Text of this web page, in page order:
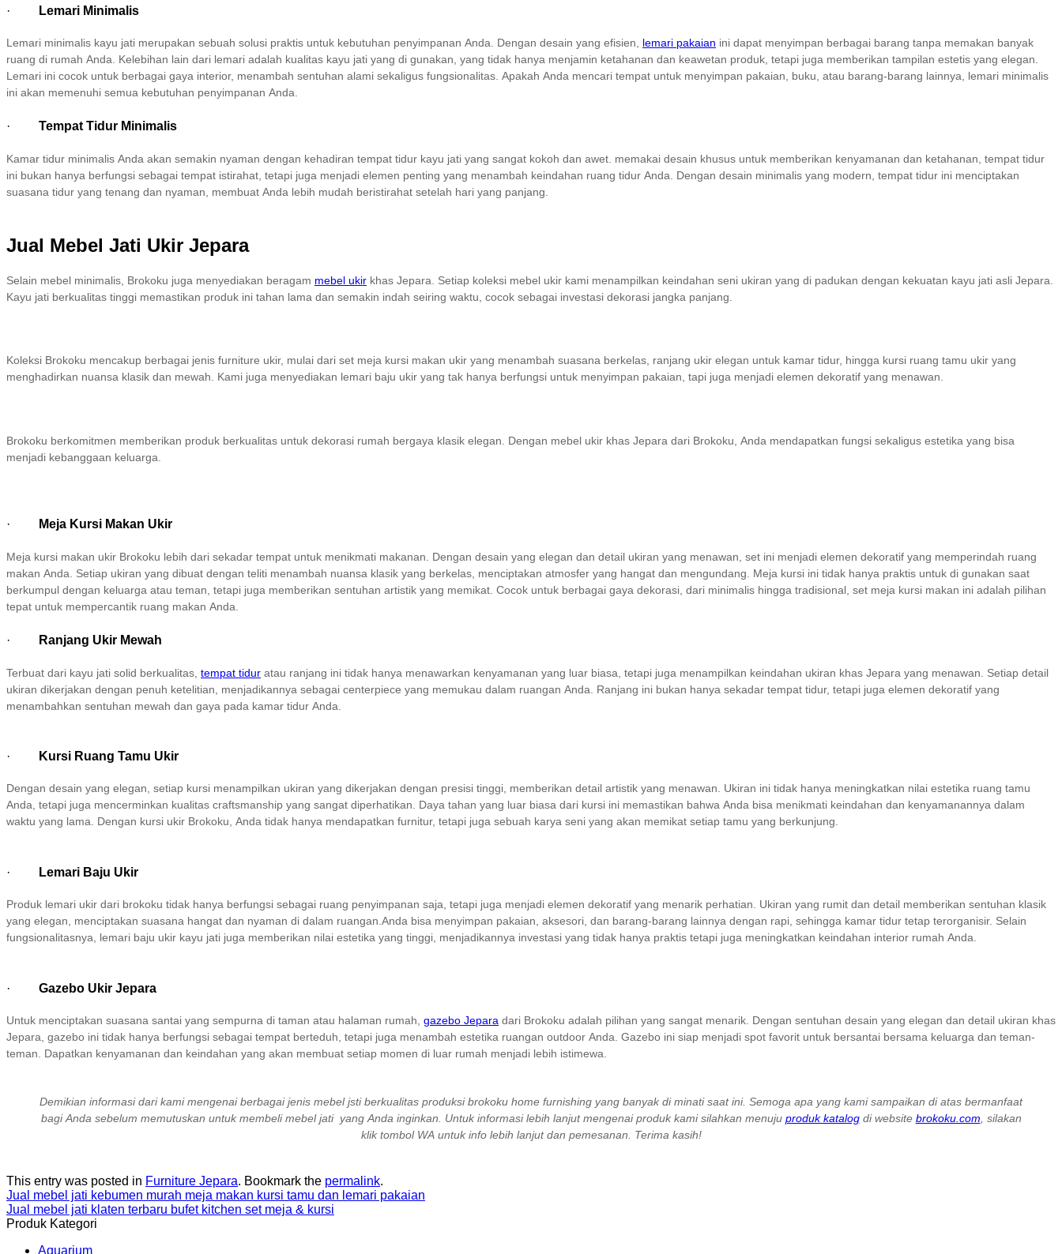
· Lemari Minimalis
Lemari minimalis kayu jati merupakan sebuah solusi praktis untuk kebutuhan penyimpanan Anda. Dengan desain yang efisien, lemari pakaian ini dapat menyimpan berbagai barang tanpa memakan banyak
ruang di rumah Anda. Kelebihan lain dari lemari adalah kualitas kayu jati yang di gunakan, yang tidak hanya menjamin ketahanan dan keawetan produk, tetapi juga memberikan tampilan estetis yang elegan.
Lemari ini cocok untuk berbagai gaya interior, menambah sentuhan alami sekaligus fungsionalitas. Apakah Anda mencari tempat untuk menyimpan pakaian, buku, atau barang-barang lainnya, lemari minimalis
ini akan memenuhi semua kebutuhan penyimpanan Anda.
· Tempat Tidur Minimalis
Kamar tidur minimalis Anda akan semakin nyaman dengan kehadiran tempat tidur kayu jati yang sangat kokoh dan awet. memakai desain khusus untuk memberikan kenyamanan dan ketahanan, tempat tidur
ini bukan hanya berfungsi sebagai tempat istirahat, tetapi juga menjadi elemen penting yang menambah keindahan ruang tidur Anda. Dengan desain minimalis yang modern, tempat tidur ini menciptakan
suasana tidur yang tenang dan nyaman, membuat Anda lebih mudah beristirahat setelah hari yang panjang.
Jual Mebel Jati Ukir Jepara
Selain mebel minimalis, Brokoku juga menyediakan beragam mebel ukir khas Jepara. Setiap koleksi mebel ukir kami menampilkan keindahan seni ukiran yang di padukan dengan kekuatan kayu jati asli Jepara.
Kayu jati berkualitas tinggi memastikan produk ini tahan lama dan semakin indah seiring waktu, cocok sebagai investasi dekorasi jangka panjang.
Koleksi Brokoku mencakup berbagai jenis furniture ukir, mulai dari set meja kursi makan ukir yang menambah suasana berkelas, ranjang ukir elegan untuk kamar tidur, hingga kursi ruang tamu ukir yang
menghadirkan nuansa klasik dan mewah. Kami juga menyediakan lemari baju ukir yang tak hanya berfungsi untuk menyimpan pakaian, tapi juga menjadi elemen dekoratif yang menawan.
Brokoku berkomitmen memberikan produk berkualitas untuk dekorasi rumah bergaya klasik elegan. Dengan mebel ukir khas Jepara dari Brokoku, Anda mendapatkan fungsi sekaligus estetika yang bisa
menjadi kebanggaan keluarga.
· Meja Kursi Makan Ukir
Meja kursi makan ukir Brokoku lebih dari sekadar tempat untuk menikmati makanan. Dengan desain yang elegan dan detail ukiran yang menawan, set ini menjadi elemen dekoratif yang memperindah ruang
makan Anda. Setiap ukiran yang dibuat dengan teliti menambah nuansa klasik yang berkelas, menciptakan atmosfer yang hangat dan mengundang. Meja kursi ini tidak hanya praktis untuk di gunakan saat
berkumpul dengan keluarga atau teman, tetapi juga memberikan sentuhan artistik yang memikat. Cocok untuk berbagai gaya dekorasi, dari minimalis hingga tradisional, set meja kursi makan ini adalah pilihan
tepat untuk mempercantik ruang makan Anda.
· Ranjang Ukir Mewah
Terbuat dari kayu jati solid berkualitas, tempat tidur atau ranjang ini tidak hanya menawarkan kenyamanan yang luar biasa, tetapi juga menampilkan keindahan ukiran khas Jepara yang menawan. Setiap detail
ukiran dikerjakan dengan penuh ketelitian, menjadikannya sebagai centerpiece yang memukau dalam ruangan Anda. Ranjang ini bukan hanya sekadar tempat tidur, tetapi juga elemen dekoratif yang
menambahkan sentuhan mewah dan gaya pada kamar tidur Anda.
· Kursi Ruang Tamu Ukir
Dengan desain yang elegan, setiap kursi menampilkan ukiran yang dikerjakan dengan presisi tinggi, memberikan detail artistik yang menawan. Ukiran ini tidak hanya meningkatkan nilai estetika ruang tamu
Anda, tetapi juga mencerminkan kualitas craftsmanship yang sangat diperhatikan. Daya tahan yang luar biasa dari kursi ini memastikan bahwa Anda bisa menikmati keindahan dan kenyamanannya dalam
waktu yang lama. Dengan kursi ukir Brokoku, Anda tidak hanya mendapatkan furnitur, tetapi juga sebuah karya seni yang akan memikat setiap tamu yang berkunjung.
· Lemari Baju Ukir
Produk lemari ukir dari brokoku tidak hanya berfungsi sebagai ruang penyimpanan saja, tetapi juga menjadi elemen dekoratif yang menarik perhatian. Ukiran yang rumit dan detail memberikan sentuhan klasik
yang elegan, menciptakan suasana hangat dan nyaman di dalam ruangan.Anda bisa menyimpan pakaian, aksesori, dan barang-barang lainnya dengan rapi, sehingga kamar tidur tetap terorganisir. Selain
fungsionalitasnya, lemari baju ukir kayu jati juga memberikan nilai estetika yang tinggi, menjadikannya investasi yang tidak hanya praktis tetapi juga meningkatkan keindahan interior rumah Anda.
· Gazebo Ukir Jepara
Untuk menciptakan suasana santai yang sempurna di taman atau halaman rumah, gazebo Jepara dari Brokoku adalah pilihan yang sangat menarik. Dengan sentuhan desain yang elegan dan detail ukiran khas
Jepara, gazebo ini tidak hanya berfungsi sebagai tempat berteduh, tetapi juga menambah estetika ruangan outdoor Anda. Gazebo ini siap menjadi spot favorit untuk bersantai bersama keluarga dan teman-
teman. Dapatkan kenyamanan dan keindahan yang akan membuat setiap momen di luar rumah menjadi lebih istimewa.
Demikian informasi dari kami mengenai berbagai jenis mebel jsti berkualitas produksi brokoku home furnishing yang banyak di minati saat ini. Semoga apa yang kami sampaikan di atas bermanfaat
bagi Anda sebelum memutuskan untuk membeli mebel jati yang Anda inginkan. Untuk informasi lebih lanjut mengenai produk kami silahkan menuju produk katalogdi website brokoku.com , silakan
klik tombol WA untuk info lebih lanjut dan pemesanan. Terima kasih!
This entry was posted in Furniture Jepara. Bookmark the permalink.
Jual mebel jati kebumen murah meja makan kursi tamu dan lemari pakaian
Jual mebel jati klaten terbaru bufet kitchen set meja & kursi
Produk Kategori
Aquarium